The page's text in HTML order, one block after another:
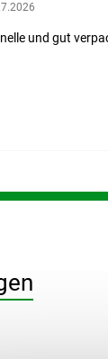
und gut